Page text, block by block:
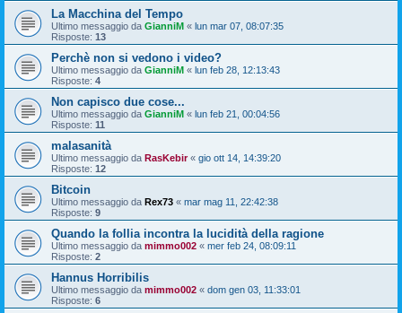
La Macchina del Tempo
Ultimo messaggio da GianniM « lun mar 07, 08:07:35
Risposte: 13
Perchè non si vedono i video?
Ultimo messaggio da GianniM « lun feb 28, 12:13:43
Risposte: 4
Non capisco due cose...
Ultimo messaggio da GianniM « lun feb 21, 00:04:56
Risposte: 11
malasanità
Ultimo messaggio da RasKebir« gio ott 14, 14:39:20
Risposte: 12
Bitcoin
Ultimo messaggio da Rex73 « mar mag 11, 22:42:38
Risposte: 9
Quando la follia incontra la lucidità della ragione
Ultimo messaggio da mimmo002 « mer feb 24, 08:09:11
Risposte: 2
Hannus Horribilis
Ultimo messaggio da mimmo002 « dom gen 03, 11:33:01
Risposte: 6